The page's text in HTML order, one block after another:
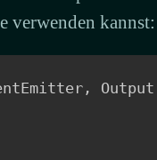
verwenden kannst: